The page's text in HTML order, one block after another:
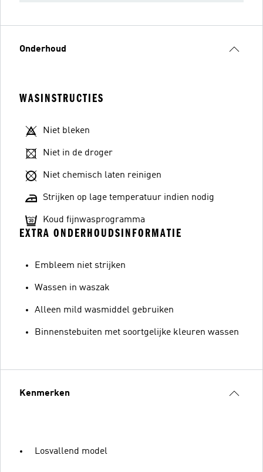
Onderhoud
WASINSTRUCTIES
Niet bleken
Niet in de droger
Niet chemisch laten reinigen
Strijken op lage temperatuur indien nodig
Koud fijnwasprogramma
EXTRA ONDERHOUDSINFORMATIE
Embleem niet strijken
Wassen in waszak
Alleen mild wasmiddel gebruiken
Binnenstebuiten met soortgelijke kleuren wassen
Kenmerken
Losvallend model